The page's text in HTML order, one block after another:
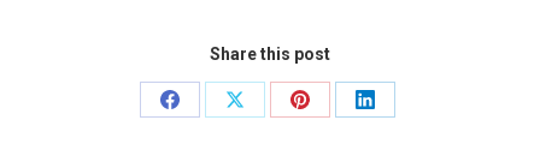
Share this post
Share
Share
Share
Share